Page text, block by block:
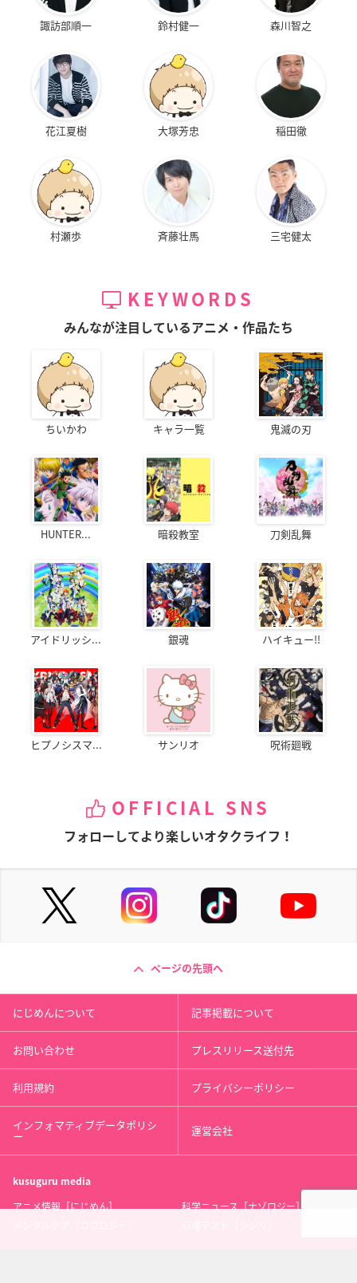
諏訪部順一 鈴村健一 森川智之
花江夏樹 大塚芳忠 稲田徹
村瀬歩 斉藤壮馬 三宅健太
KEYWORDS
みんなが注目しているアニメ・作品たち
ちいかわ キャラ一覧 鬼滅の刃
HUNTER... 暗殺教室 刀剣乱舞
アイドリッシ... 銀魂 ハイキュー!!
ヒプノシスマ... サンリオ 呪術廻戦
OFFICIAL SNS
フォローしてより楽しいオタクライフ！
ページの先頭へ
にじめんについて 記事掲載について
お問い合わせ プレスリリース送付先
利用規約 プライバシーポリシー
インフォマティブデータポリシ
ー 運営会社
kusuguru media
アニメ情報［にじめん］
科学ニュース［ナゾロジー］